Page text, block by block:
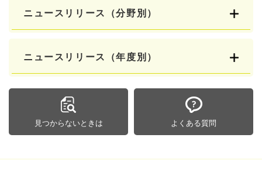
ニュースリリース（分野別）
ニュースリリース（年度別）
見つからないときは よくある質問